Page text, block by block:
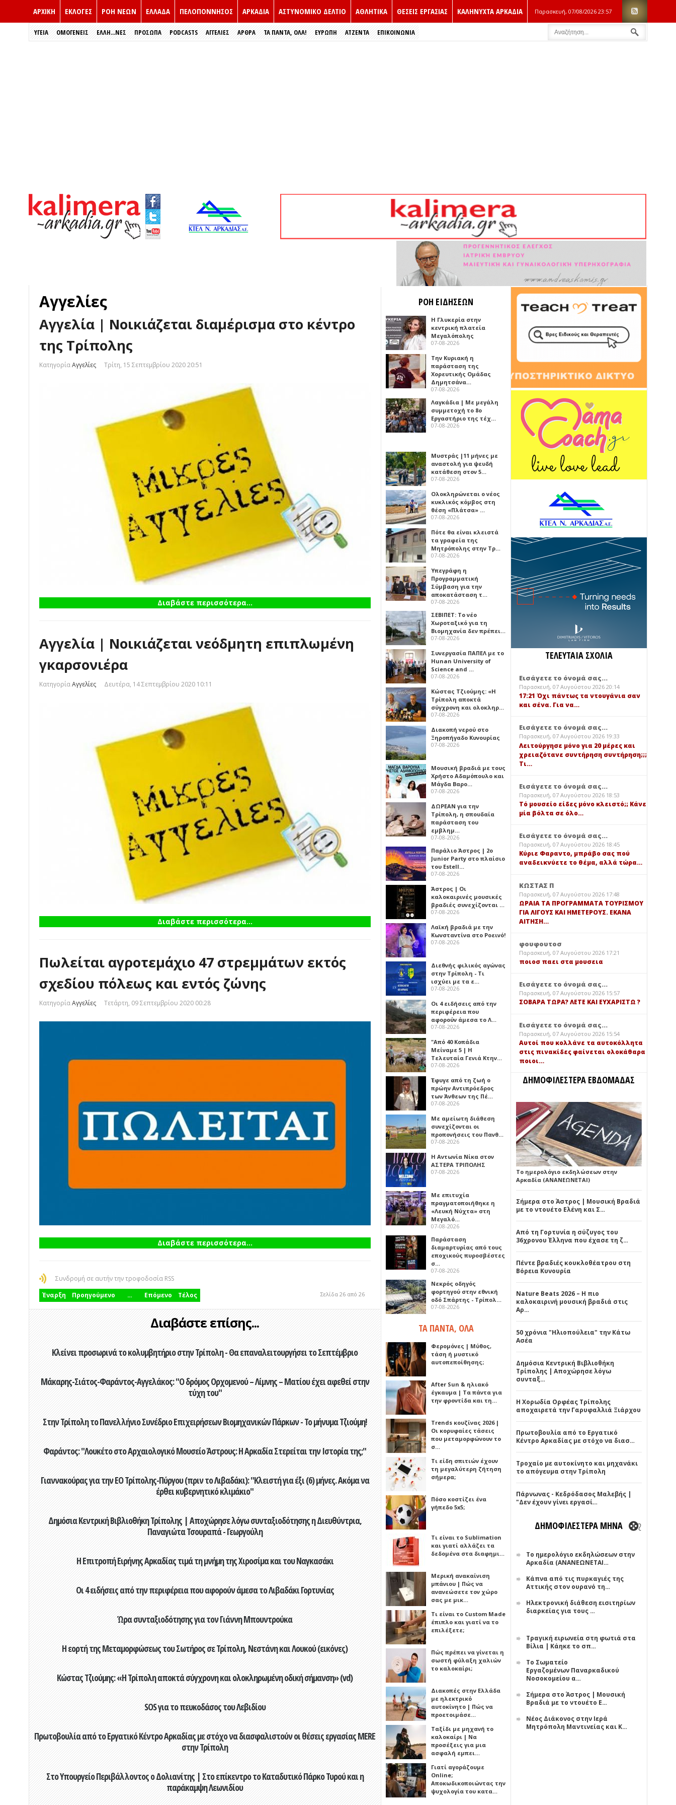
ΑΡΧΙΚΗ ΕΚΛΟΓΈΣ ΡΟΗ ΝΕΩΝ ΕΛΛΑΔΑ ΠΕΛΟΠΟΝΝΗΣΟΣ ΑΡΚΑΔΙΑ ΑΣΤΥΝΟΜΙΚΟ ΔΕΛΤΙΟ ΑΘΛΗΤΙΚΑ ΘΕΣΕΙΣ ΕΡΓΑΣΙΑΣ ΚΑΛΗΝΥΧΤΑ ΑΡΚΑΔΙΑ Παρασκευή, 07/08/2026 23:57
ΥΓΕΙΑ ΟΜΟΓΕΝΕΙΣ ΈΛΛΗ...ΝΕΣ ΠΡΌΣΩΠΑ PODCASTS ΑΓΓΕΛΙΕΣ ΑΡΘΡΑ ΤΑ ΠΑΝΤΑ, ΟΛΑ! ΕΥΡΏΠΗ ΑΤΖΕΝΤΑ ΕΠΙΚΟΙΝΩΝΙΑ
Αγγελίες
Αγγελία | Νοικιάζεται διαμέρισμα στο κέντρο
της Τρίπολης
ΚατηγορίαΑγγελίες Τρίτη, 15 Σεπτεμβρίου 2020 20:51
Διαβάστε περισσότερα...
Αγγελία | Νοικιάζεται νεόδμητη επιπλωμένη
γκαρσονιέρα
ΚατηγορίαΑγγελίες Δευτέρα, 14 Σεπτεμβρίου 2020 10:11
Διαβάστε περισσότερα...
Πωλείται αγροτεμάχιο 47 στρεμμάτων εκτός
σχεδίου πόλεως και εντός ζώνης
ΚατηγορίαΑγγελίες Τετάρτη, 09 Σεπτεμβρίου 2020 00:28
Διαβάστε περισσότερα...
Συνδρομή σε αυτήν την τροφοδοσία RSS
Έναρξη
Προηγούμενο … Επόμενο Τέλος Σελίδα 26 από 26
Διαβάστε επίσης...
Κλείνει προσωρινά το κολυμβητήριο στην Τρίπολη - Θα επαναλειτουργήσει το Σεπτέμβριο
Μάκαρης-Σιάτος-Φαράντος-Αγγελάκος: "Ο δρόμος Ορχομενού – Λίμνης – Ματίου έχει αφεθεί στην
τύχη του"
Στην Τρίπολη το Πανελλήνιο Συνέδριο Επιχειρήσεων Βιομηχανικών Πάρκων - Το μήνυμα Τζιούμη!
Φαράντος: "Λουκέτο στο Αρχαιολογικό Μουσείο Άστρους: Η Αρκαδία Στερείται την Ιστορία της;"
Γιαννακούρας για την EO Τρίπολης-Πύργου (πριν το Λιβαδάκι): "Κλειστή για έξι (6) μήνες. Ακόμα να
έρθει κυβερνητικό κλιμάκιο"
Δημόσια Κεντρική Βιβλιοθήκη Τρίπολης | Αποχώρησε λόγω συνταξιοδότησης η Διευθύντρια,
Παναγιώτα Τσουραπά - Γεωργούλη
Η Επιτροπή Ειρήνης Αρκαδίας τιμά τη μνήμη της Χιροσίμα και του Ναγκασάκι
Οι 4 ειδήσεις από την περιφέρεια που αφορούν άμεσα το Λιβαδάκι Γορτυνίας
Ώρα συνταξιοδότησης για τον Γιάννη Μπουντρούκα
Η εορτή της Μεταμορφώσεως του Σωτήρος σε Τρίπολη, Νεστάνη και Λουκού (εικόνες)
Κώστας Τζιούμης: «Η Τρίπολη αποκτά σύγχρονη και ολοκληρωμένη οδική σήμανση» (vd)
SOS για το πευκοδάσος του Λεβιδίου
Πρωτοβουλία από το Εργατικό Κέντρο Αρκαδίας με στόχο να διασφαλιστούν οι θέσεις εργασίας MERE
στην Τρίπολη
Στο Υπουργείο Περιβάλλοντος ο Δολιανίτης | Στο επίκεντρο το Καταδυτικό Πάρκο Τυρού και η
παράκαμψη Λεωνιδίου
ΡΟΗ ΕΙΔΗΣΕΩΝ
Η Γλυκερία στην
κεντρική πλατεία
Μεγαλόπολης
07-08-2026
Την Κυριακή η
παράσταση της
Χορευτικής Ομάδας
Δημητσάνα…
07-08-2026
Λαγκάδια | Με μεγάλη
συμμετοχή το 8ο
Εργαστήριο της τέχ…
07-08-2026
Μυστράς |11 μήνες με
αναστολή για ψευδή
κατάθεση στον 5…
07-08-2026
Ολοκληρώνεται ο νέος
κυκλικός κόμβος στη
θέση «Πλάτσα» …
07-08-2026
Πότε θα είναι κλειστά
τα γραφεία της
Μητρόπολης στην Τρ…
07-08-2026
Υπεγράφη η
Προγραμματική
Σύμβαση για την
αποκατάσταση τ…
07-08-2026
ΣΕΒΙΠΕΤ: Το νέο
Χωροταξικό για τη
Βιομηχανία δεν πρέπει…
07-08-2026
Συνεργασία ΠΑΠΕΛ με το
Hunan University of
Science and …
07-08-2026
Κώστας Τζιούμης: «Η
Τρίπολη αποκτά
σύγχρονη και ολοκληρ…
07-08-2026
Διακοπή νερού στο
Ξηροπήγαδο Κυνουρίας
07-08-2026
Μουσική βραδιά με τους
Χρήστο Αδαμόπουλο και
Μάγδα Βαρο…
07-08-2026
ΔΩΡΕΑΝ για την
Τρίπολη, η σπουδαία
παράσταση του
εμβλημ…
07-08-2026
Παράλιο Άστρος | 2ο
Junior Party στο πλαίσιο
του Estell…
07-08-2026
Άστρος | Οι
καλοκαιρινές μουσικές
βραδιές συνεχίζονται …
07-08-2026
Λαϊκή βραδιά με την
Κωνσταντίνα στο Ροεινό!
07-08-2026
Διεθνής φιλικός αγώνας
στην Τρίπολη - Τι
ισχύει με τα ε…
07-08-2026
Οι 4 ειδήσεις από την
περιφέρεια που
αφορούν άμεσα το Λ…
07-08-2026
"Από 40 Κοπάδια
Μείναμε 5 | Η
Τελευταία Γενιά Κτην…
07-08-2026
Έφυγε από τη ζωή ο
πρώην Αντιπρόεδρος
των Άνθεων της Πέ…
07-08-2026
Με αμείωτη διάθεση
συνεχίζονται οι
προπονήσεις του Πανθ…
07-08-2026
Η Αντωνία Νίκα στον
ΑΣΤΕΡΑ ΤΡΙΠΟΛΗΣ
07-08-2026
Με επιτυχία
πραγματοποιήθηκε η
«Λευκή Νύχτα» στη
Μεγαλό…
07-08-2026
Παράσταση
διαμαρτυρίας από τους
εποχικούς πυροσβέστες
σ…
07-08-2026
Νεκρός οδηγός
φορτηγού στην εθνική
οδό Σπάρτης - Τρίπολ…
07-08-2026
ΤΑ ΠΑΝΤΑ, ΟΛΑ
Φερομόνες | Μύθος,
τάση ή μυστικό
αυτοπεποίθησης;
After Sun & ηλιακό
έγκαυμα | Τα πάντα για
την φροντίδα και τη…
Trends κουζίνας 2026 |
Οι κορυφαίες τάσεις
που μεταμορφώνουν το
σ…
Τι είδη σπιτιών έχουν
τη μεγαλύτερη ζήτηση
σήμερα;
Πόσο κοστίζει ένα
γήπεδο 5x5;
Τι είναι το Sublimation
και γιατί αλλάζει τα
δεδομένα στα διαφημι…
Μερική ανακαίνιση
μπάνιου | Πώς να
ανανεώσετε τον χώρο
σας με μικ…
Τι είναι το Custom Made
έπιπλο και γιατί να το
επιλέξετε;
Πώς πρέπει να γίνεται η
σωστή φύλαξη χαλιών
το καλοκαίρι;
Διακοπές στην Ελλάδα
με ηλεκτρικό
αυτοκίνητο | Πώς να
προετοιμάσε…
Ταξίδι με μηχανή το
καλοκαίρι | Να
προσέξεις για μια
ασφαλή εμπει…
Γιατί αγοράζουμε
Online;
Αποκωδικοποιώντας την
ψυχολογία του κατα…
ΤΕΛΕΥΤΑΙΑ ΣΧΟΛΙΑ
Εισάγετε το όνομά σας...
Παρασκευή, 07 Αυγούστου 2026 20:14
17:21 Όχι πάντως τα ντουγάνια σαν
και σένα. Για να…
Εισάγετε το όνομά σας...
Παρασκευή, 07 Αυγούστου 2026 19:33
Λειτούργησε μόνο για 20 μέρες και
χρειαζότανε συντήρηση συντήρηση;;;
Τι…
Εισάγετε το όνομά σας...
Παρασκευή, 07 Αυγούστου 2026 18:53
Τό μουσείο είδες μόνο κλειστό;; Κάνε
μία βόλτα σε όλο…
Εισάγετε το όνομά σας...
Παρασκευή, 07 Αυγούστου 2026 18:45
Κύριε Φαραντο, μπράβο σας πού
αναδεικνύετε το θέμα, αλλά τώρα…
ΚΩΣΤΑΣ Π
Παρασκευή, 07 Αυγούστου 2026 17:48
ΩΡΑΙΑ ΤΑ ΠΡΟΓΡΑΜΜΑΤΑ ΤΟΥΡΙΣΜΟΥ
ΓΙΑ ΛΙΓΟΥΣ ΚΑΙ ΗΜΕΤΕΡΟΥΣ. ΕΚΑΝΑ
ΑΙΤΗΣΗ…
φουφουτοσ
Παρασκευή, 07 Αυγούστου 2026 17:21
ποιοσ παει στα μουσεια
Εισάγετε το όνομά σας...
Παρασκευή, 07 Αυγούστου 2026 15:57
ΣΟΒΑΡΑ ΤΩΡΑ? ΛΕΤΕ ΚΑΙ ΕΥΧΑΡΙΣΤΩ ?
Εισάγετε το όνομά σας...
Παρασκευή, 07 Αυγούστου 2026 15:54
Αυτοί που κολλάνε τα αυτοκόλλητα
στις πινακίδες φαίνεται ολοκάθαρα
ποιοι…
ΔΗΜΟΦΙΛΕΣΤΕΡΑ ΕΒΔΟΜΑΔΑΣ
Το ημερολόγιο εκδηλώσεων στην
Αρκαδία (ΑΝΑΝΕΩΝΕΤΑΙ)
Σήμερα στο Άστρος | Μουσική Βραδιά
με το ντουέτο Ελένη και Σ…
Από τη Γορτυνία η σύζυγος του
36χρονου Έλληνα που έχασε τη ζ…
Πέντε βραδιές κουκλοθέατρου στη
Βόρεια Κυνουρία
Nature Beats 2026 – Η πιο
καλοκαιρινή μουσική βραδιά στις
Αρ…
50 χρόνια "Ηλιοπούλεια" την Κάτω
Ασέα
Δημόσια Κεντρική Βιβλιοθήκη
Τρίπολης | Αποχώρησε λόγω
συνταξ…
Η Χορωδία Ορφέας Τρίπολης
αποχαιρετά την Γαρυφαλλιά Ξιάρχου
Πρωτοβουλία από το Εργατικό
Κέντρο Αρκαδίας με στόχο να διασ…
Τροχαίο με αυτοκίνητο και μηχανάκι
το απόγευμα στην Τρίπολη
Πάρνωνας - Κεδρόδασος Μαλεβής |
"Δεν έχουν γίνει εργασί…
ΔΗΜΟΦΙΛΕΣΤΕΡΑ ΜΗΝΑ
Το ημερολόγιο εκδηλώσεων στην
Αρκαδία (ΑΝΑΝΕΩΝΕΤΑΙ…
Κάπνα από τις πυρκαγιές της
Αττικής στον ουρανό τη…
Ηλεκτρονική διάθεση εισιτηρίων
διαρκείας για τους …
Τραγική ειρωνεία στη φωτιά στα
Βίλια | Κάηκε το σπ…
Το Σωματείο
Εργαζομένων Παναρκαδικού
Νοσοκομείου α…
Σήμερα στο Άστρος | Μουσική
Βραδιά με το ντουέτο Ε…
Νέος Διάκονος στην Ιερά
Μητρόπολη Μαντινείας και Κ…